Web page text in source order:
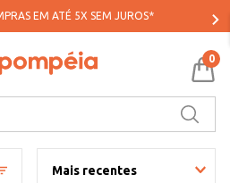
EM ATÉ 5X SEM JUROS*
0
Mais recentes